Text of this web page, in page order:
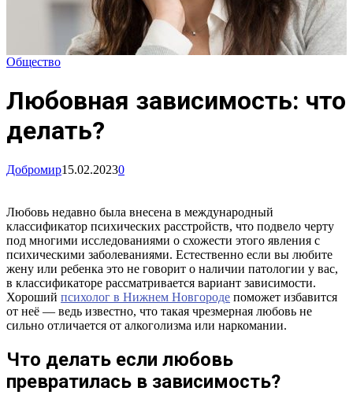
Общество
Любовная зависимость: что
делать?
Добромир15.02.20230
Любовь недавно была внесена в международный
классификатор психических расстройств, что подвело черту
под многими исследованиями о схожести этого явления с
психическими заболеваниями. Естественно если вы любите
жену или ребенка это не говорит о наличии патологии у вас,
в классификаторе рассматривается вариант зависимости.
Хороший психолог в Нижнем Новгороде поможет избавится
от неё — ведь известно, что такая чрезмерная любовь не
сильно отличается от алкоголизма или наркомании.
Что делать если любовь
превратилась в зависимость?